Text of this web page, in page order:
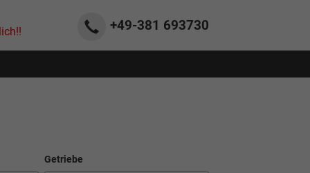
+49-381 693730
Getriebe